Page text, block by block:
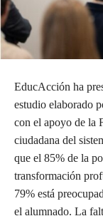
EducAcción ha
estudio elaborado
con el apoyo de la
ciudadana del
que el 85% de la
transformación
79% está
el alumnado. La